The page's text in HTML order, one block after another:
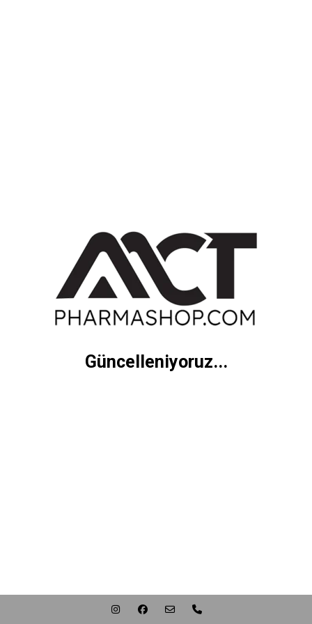
Güncelleniyoruz...